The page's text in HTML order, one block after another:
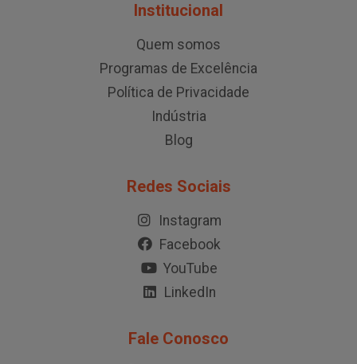
Institucional
Quem somos
Programas de Excelência
Política de Privacidade
Indústria
Blog
Redes Sociais
Instagram
Facebook
YouTube
LinkedIn
Fale Conosco